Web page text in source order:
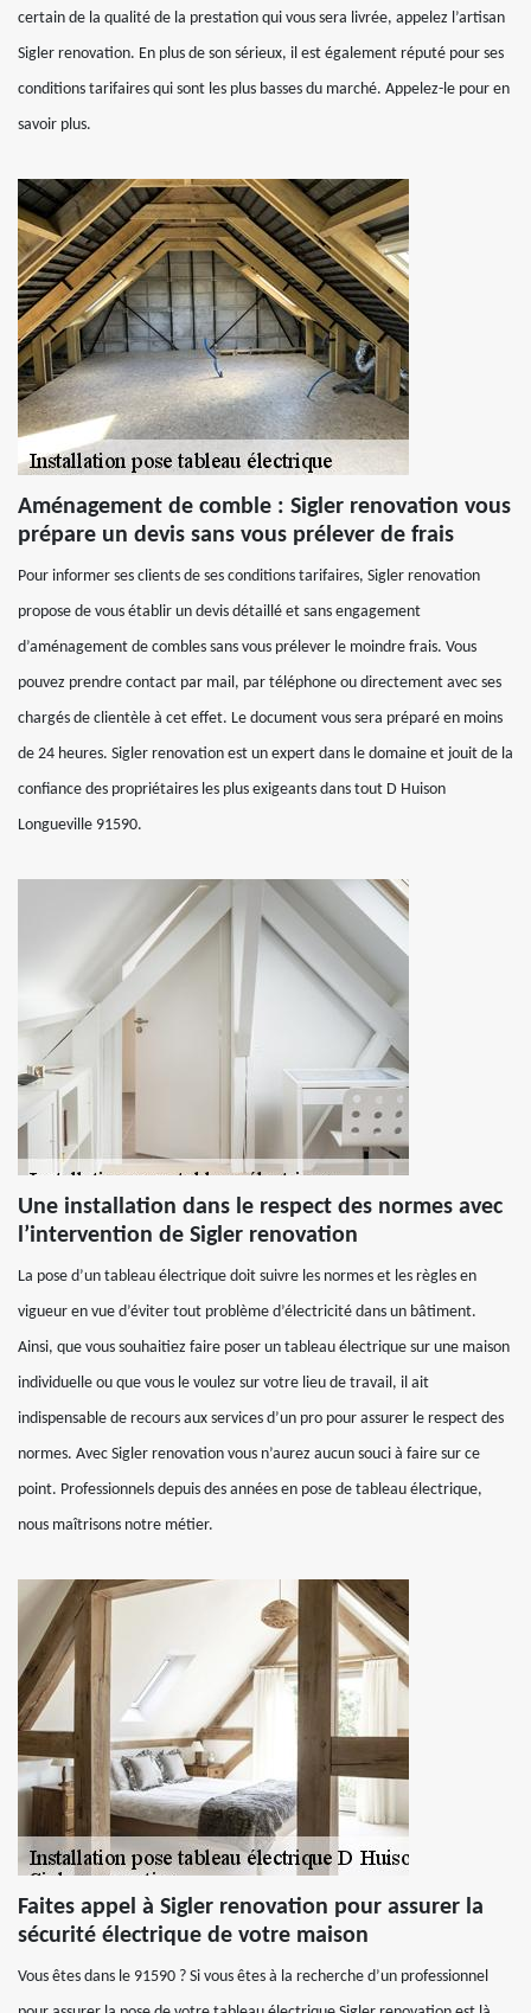
certain de la qualité de la prestation qui vous sera livrée, appelez l’artisan
Sigler renovation. En plus de son sérieux, il est également réputé pour ses
conditions tarifaires qui sont les plus basses du marché. Appelez-le pour en
savoir plus.
Aménagement de comble : Sigler renovation vous
prépare un devis sans vous prélever de frais
Pour informer ses clients de ses conditions tarifaires, Sigler renovation
propose de vous établir un devis détaillé et sans engagement
d’aménagement de combles sans vous prélever le moindre frais. Vous
pouvez prendre contact par mail, par téléphone ou directement avec ses
chargés de clientèle à cet effet. Le document vous sera préparé en moins
de 24 heures. Sigler renovation est un expert dans le domaine et jouit de la
confiance des propriétaires les plus exigeants dans tout D Huison
Longueville 91590.
Une installation dans le respect des normes avec
l’intervention de Sigler renovation
La pose d’un tableau électrique doit suivre les normes et les règles en
vigueur en vue d’éviter tout problème d’électricité dans un bâtiment.
Ainsi, que vous souhaitiez faire poser un tableau électrique sur une maison
individuelle ou que vous le voulez sur votre lieu de travail, il ait
indispensable de recours aux services d’un pro pour assurer le respect des
normes. Avec Sigler renovation vous n’aurez aucun souci à faire sur ce
point. Professionnels depuis des années en pose de tableau électrique,
nous maîtrisons notre métier.
Faites appel à Sigler renovation pour assurer la
sécurité électrique de votre maison
Vous êtes dans le 91590 ? Si vous êtes à la recherche d’un professionnel